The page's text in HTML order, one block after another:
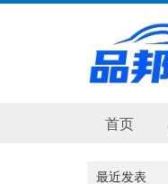
首页
最近发表